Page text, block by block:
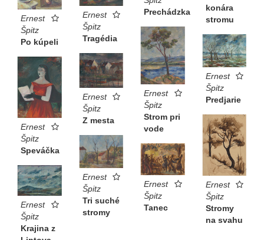
Ernest
Špitz
Po kúpeli
Ernest
Špitz
Tragédia
Prechádzka
konára
stromu
Ernest
Špitz
Strom pri
vode
Ernest
Špitz
Predjarie
Ernest
Špitz
Z mesta
Ernest
Špitz
Speváčka
Ernest
Špitz
Stromy
na svahu
Ernest
Špitz
Tri suché
stromy
Ernest
Špitz
Tanec
Ernest
Špitz
Krajina z